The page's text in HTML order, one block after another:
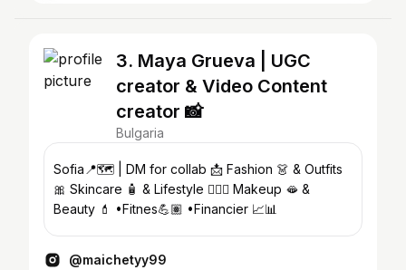
3. Maya Grueva | UGC
creator & Video Content
creator 📸
Bulgaria
Sofia📍🗺️ | DM for collab 📩 Fashion 👗 & Outfits
🎀 Skincare 🧴 & Lifestyle 🧘🏻‍♀️ Makeup 🫦 &
Beauty 💄 •Fitnes💪🏽 •Financier 📈📊
@maichetyy99